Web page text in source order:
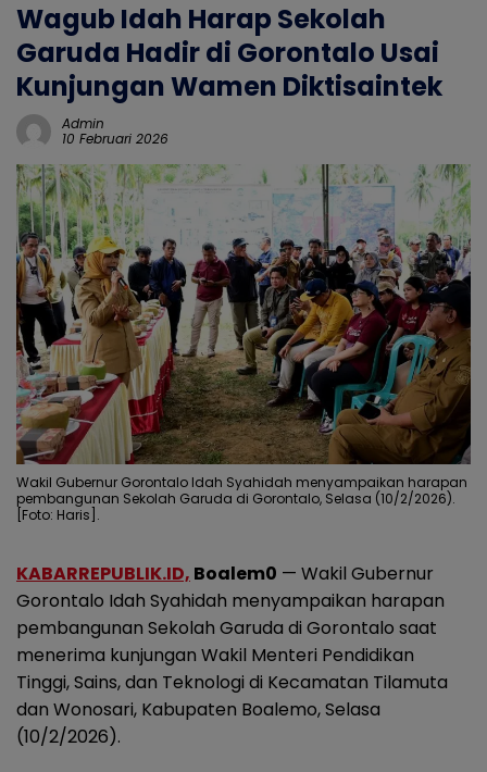
Wagub Idah Harap Sekolah
Garuda Hadir di Gorontalo Usai
Kunjungan Wamen Diktisaintek
Admin
10 Februari 2026
Wakil Gubernur Gorontalo Idah Syahidah menyampaikan harapan
pembangunan Sekolah Garuda di Gorontalo, Selasa (10/2/2026).
[Foto: Haris].
KABARREPUBLIK.ID, Boalem0 — Wakil Gubernur
Gorontalo Idah Syahidah menyampaikan harapan
pembangunan Sekolah Garuda di Gorontalo saat
menerima kunjungan Wakil Menteri Pendidikan
Tinggi, Sains, dan Teknologi di Kecamatan Tilamuta
dan Wonosari, Kabupaten Boalemo, Selasa
(10/2/2026).